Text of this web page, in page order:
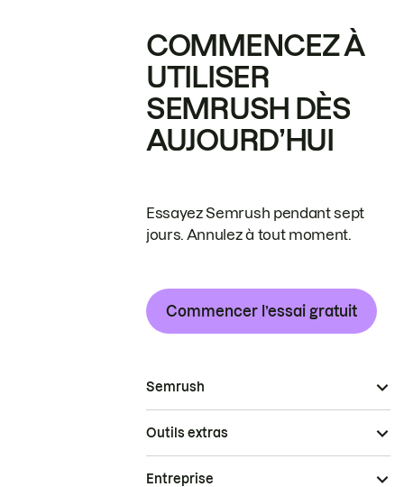
COMMENCEZ À
UTILISER
SEMRUSH DÈS
AUJOURD’HUI
Essayez Semrush pendant sept
jours. Annulez à tout moment.
Commencer l’essai gratuit
Semrush
Outils extras
Entreprise